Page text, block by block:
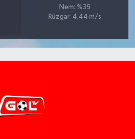
Nem: %39
Rüzgar: 4.44 m/s